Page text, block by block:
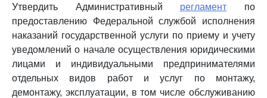
Утвердить Административный регламент по
предоставлению Федеральной службой исполнения
наказаний государственной услуги по приему и учету
уведомлений о начале осуществления юридическими
лицами и индивидуальными предпринимателями
отдельных видов работ и услуг по монтажу,
демонтажу, эксплуатации, в том числе обслуживанию